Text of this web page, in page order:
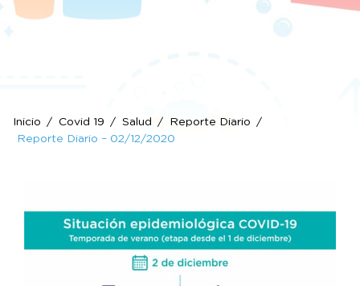
Inicio Covid 19 Salud
Reporte Diario
Reporte Diario – 02/12/2020